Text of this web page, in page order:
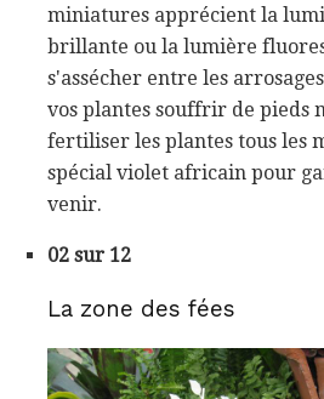
miniatures apprécient la
brillante ou la lumière
s'assécher entre les
vos plantes souffrir de pieds
fertiliser les plantes tous les
spécial violet africain pour
venir.
02 sur 12
La zone des fées